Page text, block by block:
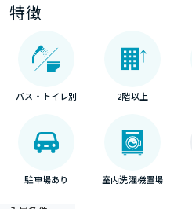
特徴
バス・トイレ別 2階以上
駐車場あり 室内洗濯機置場